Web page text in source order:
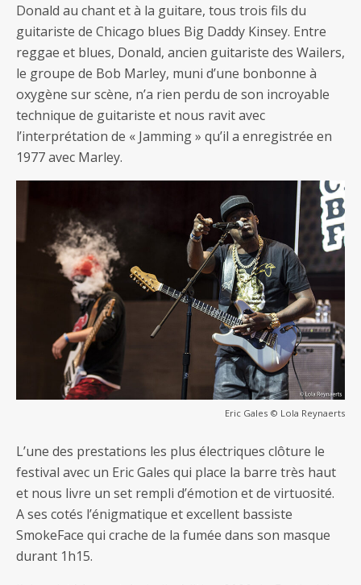
Donald au chant et à la guitare, tous trois fils du
guitariste de Chicago blues Big Daddy Kinsey. Entre
reggae et blues, Donald, ancien guitariste des Wailers,
le groupe de Bob Marley, muni d’une bonbonne à
oxygène sur scène, n’a rien perdu de son incroyable
technique de guitariste et nous ravit avec
l’interprétation de « Jamming » qu’il a enregistrée en
1977 avec Marley.
Eric Gales © Lola Reynaerts
L’une des prestations les plus électriques clôture le
festival avec un Eric Gales qui place la barre très haut
et nous livre un set rempli d’émotion et de virtuosité.
A ses cotés l’énigmatique et excellent bassiste
SmokeFace qui crache de la fumée dans son masque
durant 1h15.